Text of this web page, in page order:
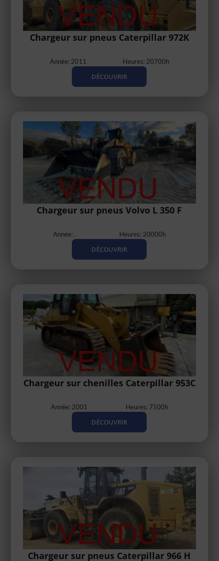
Chargeur sur pneus Caterpillar 972K
Année: 2011 Heures: 20700h
DÉCOUVRIR
Chargeur sur pneus Volvo L 350 F
Année: . Heures: 20000h
DÉCOUVRIR
Chargeur sur chenilles Caterpillar 953C
Année: 2001 Heures: 7500h
DÉCOUVRIR
Chargeur sur pneus Caterpillar 966 H